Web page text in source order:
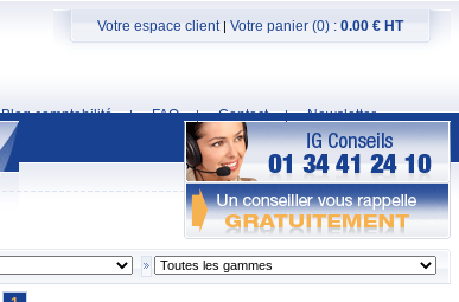
Blog comptabilité | FAQ | Contact | Newsletter
Votre espace client| Votre panier (0) : 0.00 € HT